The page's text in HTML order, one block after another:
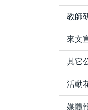
教師
來文
其它
活動
媒體